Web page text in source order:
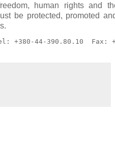
human rights and
be protected, promoted
+380-44-390.80.10  Fax: